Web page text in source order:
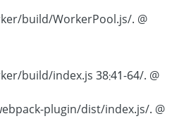
build/WorkerPool.js
@ ./node_modules/jest-worker/build/index.js 38:41-64
webpack-plugin/dist/index.js